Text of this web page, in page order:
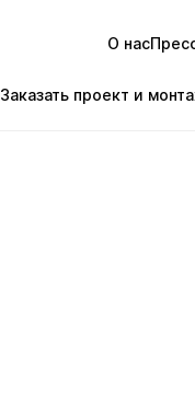
О нас
Заказать проект и